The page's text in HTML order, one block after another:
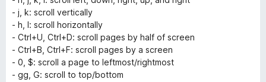
- j k: scroll vertically
- h l: scroll horizontally
- Ctrl+U Ctrl+D: scroll pages by half of screen
- Ctrl+B Ctrl+F: scroll pages by a screen
- 0 $: scroll a page to leftmost/rightmost
- gg G: scroll to top/bottom